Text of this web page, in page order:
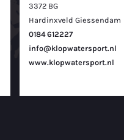
3372 BG
Hardinxveld Giessendam
0184 612227
info@klopwatersport.nl
www.klopwatersport.nl